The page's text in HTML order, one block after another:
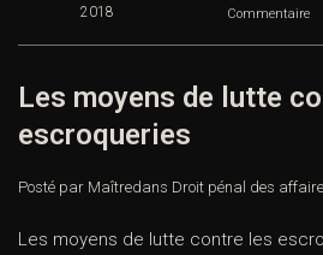
2018 Commentaire
Les moyens de lutte
escroqueries
Posté par Maîtredans Droit pénal des
Les moyens de lutte contre les